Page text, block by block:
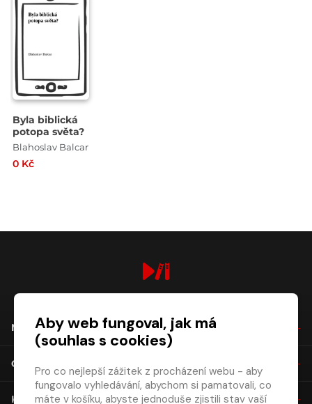
Byla biblická
potopa světa?
Blahoslav Balcar
0 Kč
NÁKUP
O SPOLEČNOSTI
KONTAKT
Aby web fungoval, jak má
(souhlas s cookies)
Pro co nejlepší zážitek z procházení webu - aby
fungovalo vyhledávání, abychom si pamatovali, co
máte v košíku, abyste jednoduše zjistili stav vaší